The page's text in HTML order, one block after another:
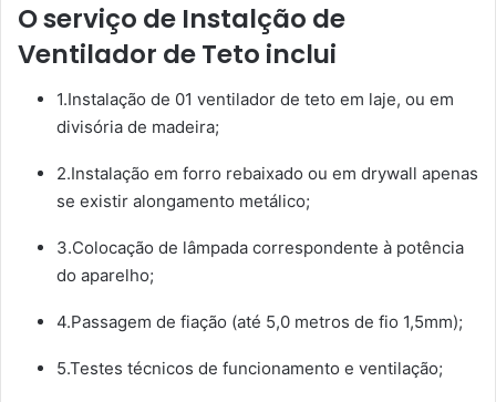
O serviço de Instalção de
Ventilador de Teto inclui
1.Instalação de 01 ventilador de teto em laje, ou em
divisória de madeira;
2.Instalação em forro rebaixado ou em drywall apenas
se existir alongamento metálico;
3.Colocação de lâmpada correspondente à potência
do aparelho;
4.Passagem de fiação (até 5,0 metros de fio 1,5mm);
5.Testes técnicos de funcionamento e ventilação;